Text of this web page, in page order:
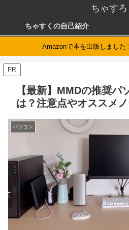
ちゃすろ
ちゃすくの自己紹介
Amazonで本を出版しました
PR
【最新】MMDの推奨パ
は？注意点やオススメ
パソコン